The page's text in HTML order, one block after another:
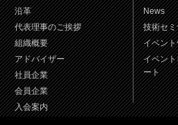
沿革
代表理事のご挨拶
組織概要
アドバイザー
社員企業
会員企業
入会案内
News
技術セ
イベン
イベン
ート